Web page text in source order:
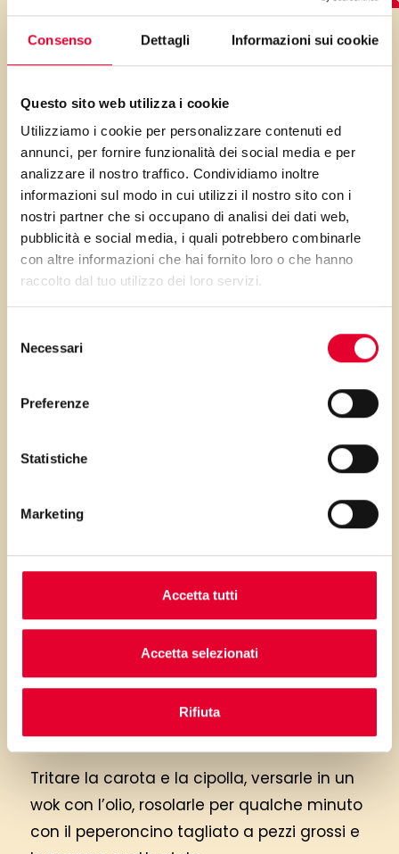
Consenso Dettagli Informazioni sui cookie
Questo sito web utilizza i cookie
Utilizziamo i cookie per personalizzare contenuti ed
annunci, per fornire funzionalità dei social media e per
analizzare il nostro traffico. Condividiamo inoltre
informazioni sul modo in cui utilizzi il nostro sito con i
nostri partner che si occupano di analisi dei dati web,
pubblicità e social media, i quali potrebbero combinarle
con altre informazioni che hai fornito loro o che hanno
raccolto dal tuo utilizzo dei loro servizi.
delNecessari
Preferenze
Statistiche
Marketing
Accetta tutti
Accetta selezionati
Rifiuta
LO SAPEVI?
Per il risotto bisogna
aggiungere il brodo bollente
gradualmente, mescolando
continuamente fino
all’assorbimento prima di
aggiungere altro brodo.
Una delicata mantecatura
PRIMA GLI
INGREDIENTI
...poi clicca sui numeri a lato per scorrere
i passaggi della ricetta.
Tritare la carota e la cipolla, versarle in un
wok con l’olio, rosolarle per qualche minuto
con il peperoncino tagliato a pezzi grossi e